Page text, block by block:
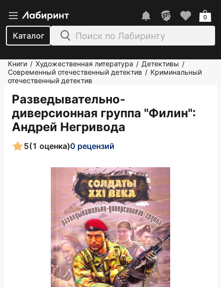
Каталог
0
Книги / Художественная литература / Детективы /
Современный отечественный детектив / Криминальный
отечественный детектив
Разведывательно-
диверсионная группа "Филин":
Андрей Негривода
5(1 оценка)0 рецензий